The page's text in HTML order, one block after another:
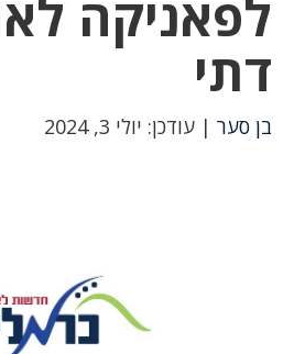
לפאניקה
דתי
בן סער | עודכן: יולי 3, 2024